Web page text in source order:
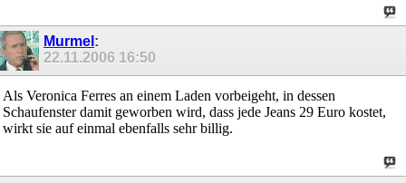
Murmel :
22.11.2006 16:50
Als Veronica Ferres an einem Laden vorbeigeht, in dessen
Schaufenster damit geworben wird, dass jede Jeans 29 Euro kostet,
wirkt sie auf einmal ebenfalls sehr billig.